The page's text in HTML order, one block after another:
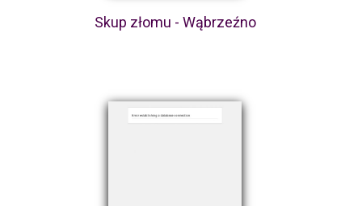
Skup złomu - Wąbrzeźno